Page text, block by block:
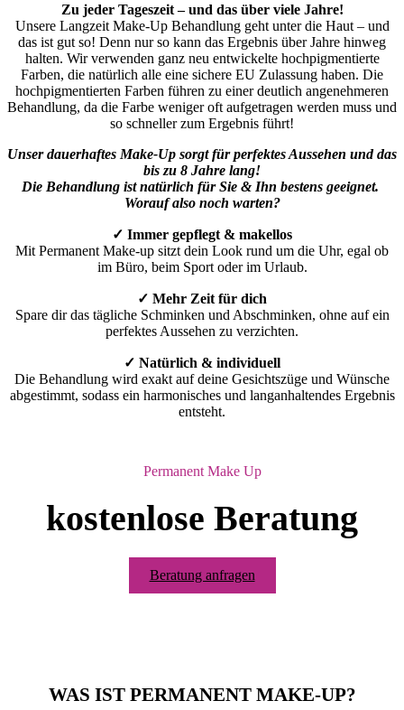
Zu jeder Tageszeit – und das über viele Jahre!
Unsere Langzeit Make-Up Behandlung geht unter die Haut – und
das ist gut so! Denn nur so kann das Ergebnis über Jahre hinweg
halten. Wir verwenden ganz neu entwickelte hochpigmentierte
Farben, die natürlich alle eine sichere EU Zulassung haben. Die
hochpigmentierten Farben führen zu einer deutlich angenehmeren
Behandlung, da die Farbe weniger oft aufgetragen werden muss und
so schneller zum Ergebnis führt!
Unser dauerhaftes Make-Up sorgt für perfektes Aussehen und das
bis zu 8 Jahre lang!
Die Behandlung ist natürlich für Sie & Ihn bestens geeignet.
Worauf also noch warten?
✓ Immer gepflegt & makellos
Mit Permanent Make-up sitzt dein Look rund um die Uhr, egal ob
im Büro, beim Sport oder im Urlaub.
✓ Mehr Zeit für dich
Spare dir das tägliche Schminken und Abschminken, ohne auf ein
perfektes Aussehen zu verzichten.
✓ Natürlich & individuell
Die Behandlung wird exakt auf deine Gesichtszüge und Wünsche
abgestimmt, sodass ein harmonisches und langanhaltendes Ergebnis
entsteht.
Permanent Make Up
kostenlose Beratung
Beratung anfragen
WAS IST PERMANENT MAKE-UP?